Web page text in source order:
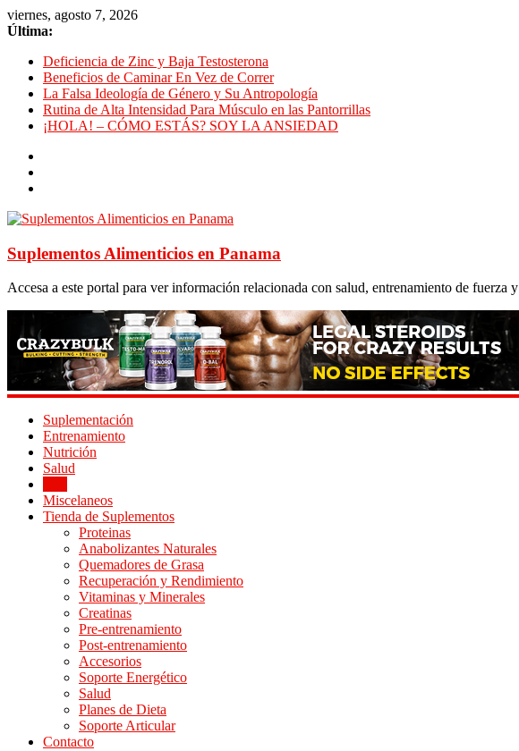
viernes, agosto 7, 2026
Última:
Deficiencia de Zinc y Baja Testosterona
Beneficios de Caminar En Vez de Correr
La Falsa Ideología de Género y Su Antropología
Rutina de Alta Intensidad Para Músculo en las Pantorrillas
¡HOLA! – CÓMO ESTÁS? SOY LA ANSIEDAD
Suplementos Alimenticios en Panama
Accesa a este portal para ver información relacionada con salud, entrenamiento de fuerza
Suplementación
Entrenamiento
Nutrición
Salud
Miscelaneos
Tienda de Suplementos
Proteinas
Anabolizantes Naturales
Quemadores de Grasa
Recuperación y Rendimiento
Vitaminas y Minerales
Creatinas
Pre-entrenamiento
Post-entrenamiento
Accesorios
Soporte Energético
Salud
Planes de Dieta
Soporte Articular
Contacto